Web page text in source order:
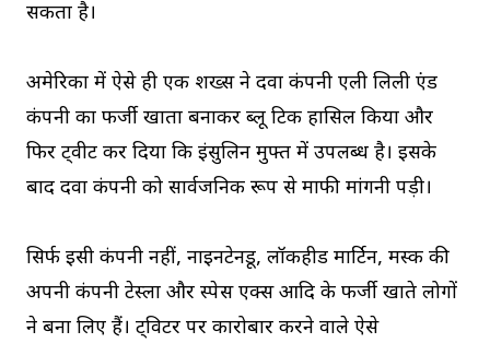
सकता है।
अमेरिका में ऐसे ही एक शख्स ने दवा कंपनी एली लिली एंड
कंपनी का फर्जी खाता बनाकर ब्लू टिक हासिल किया और
फिर ट्वीट कर दिया कि इंसुलिन मुफ्त में उपलब्ध है। इसके
बाद दवा कंपनी को सार्वजनिक रूप से माफी मांगनी पड़ी।
सिर्फ इसी कंपनी नहीं, नाइनटेनडू, लॉकहीड मार्टिन, मस्क की
अपनी कंपनी टेस्ला और स्पेस एक्स आदि के फर्जी खाते लोगों
ने बना लिए हैं। ट्विटर पर कारोबार करने वाले ऐसे